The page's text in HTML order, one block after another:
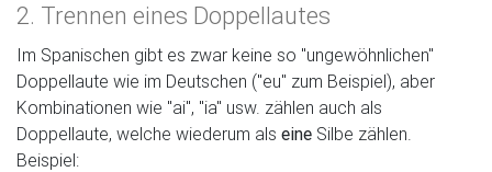
2. Trennen eines Doppellautes
Im Spanischen gibt es zwar keine so "ungewöhnlichen"
Doppellaute wie im Deutschen ("eu" zum Beispiel), aber
Kombinationen wie "ai", "ia" usw. zählen auch als
Doppellaute, welche wiederum als eine Silbe zählen.
Beispiel: